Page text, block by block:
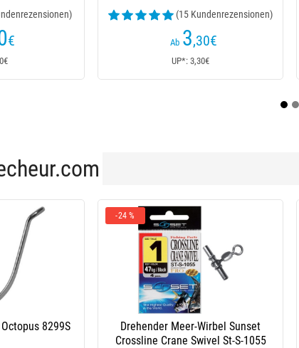
€
(6 Kundenrezensionen)
Ab 14€
UP*: 14€
8299S
-24 %
Drehender Meer-Wirbel Sunset
Crossline Crane Swivel St-S-1055